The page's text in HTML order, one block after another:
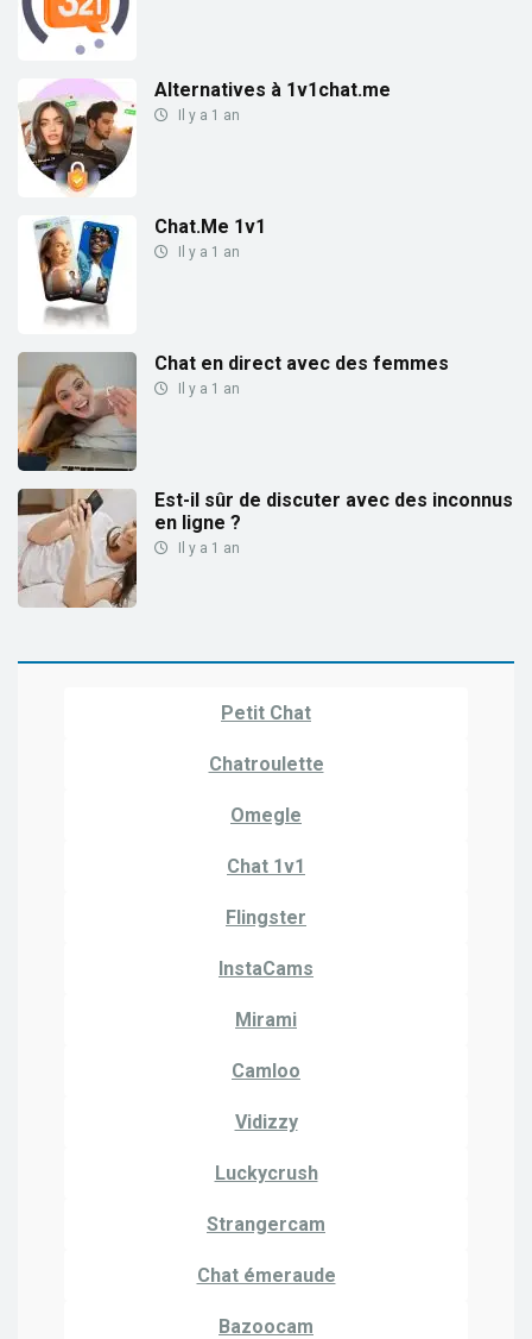
Alternatives à 1v1chat.me
Il y a 1 an
Chat.Me 1v1
Il y a 1 an
Chat en direct avec des femmes
Il y a 1 an
Est-il sûr de discuter avec des inconnus
en ligne ?
Il y a 1 an
Petit Chat
Chatroulette
Omegle
Chat 1v1
Flingster
InstaCams
Mirami
Camloo
Vidizzy
Luckycrush
Strangercam
Chat émeraude
Bazoocam